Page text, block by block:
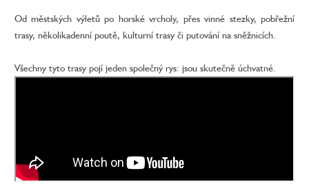
Od městských výletů po horské vrcholy, přes vinné stezky, pobřežní
trasy, několikadenní poutě, kulturní trasy či putování na sněžnicích.
Všechny tyto trasy pojí jeden společný rys: jsou skutečně úchvatné.